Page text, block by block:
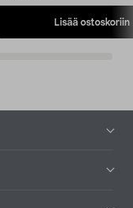
Lisää ostoskoriin